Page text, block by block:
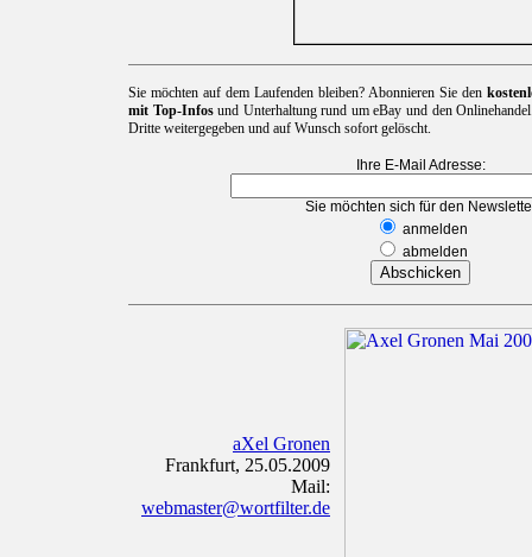
Sie möchten auf dem Laufenden bleiben? Abonnieren Sie den
mit Top-Infosund Unterhaltung rund um eBay und den
Dritte weitergegeben und auf Wunsch sofort gelöscht.
Ihre E-Mail Adresse:
Sie möchten sich für den
anmelden
abmelden
aXel Gronen
Frankfurt, 25.05.2009
Mail:
webmaster@wortfilter.de